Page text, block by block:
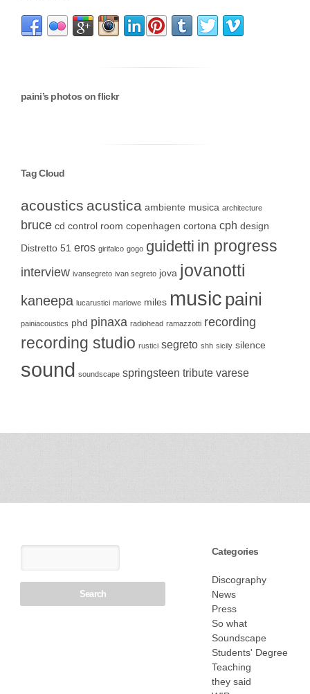
paini’s photos on flickr
Tag Cloud
acoustics acustica ambiente musica architecture
bruce cd control room copenhagen cortona cph design
Distretto 51 eros girifalco gogo guidetti in progress
interview ivansegreto ivan segreto jova jovanotti
kaneepa lucarustici marlowe miles music paini
painiacoustics phd pinaxa radiohead ramazzotti recording
recording studio rustici segreto shh sicily silence
sound soundscape springsteen tribute varese
Categories
Discography
News
Press
So what
Soundscape
Students' Degree
Teaching
they said